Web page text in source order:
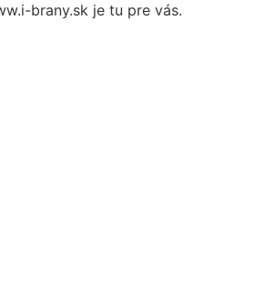
brany.sk je tu pre vás.